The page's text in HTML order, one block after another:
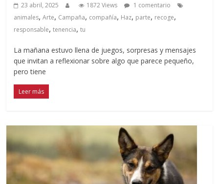
23 abril, 2025 1872 Views
1 comentario
animales,Arte, Campaña, compañía, Haz, parte, recoge,
responsable,tenencia,tu
La mañana estuvo llena de juegos, sorpresas y mensajes
que invitan a reflexionar sobre algo que parece pequeño,
pero tiene
Leer más